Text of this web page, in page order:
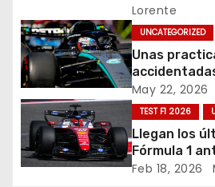
d
e
e
n
t
Lorente
UNCATEGORIZED
Unas
Villeneuve deja a Fernando en
buena
Crónica libes
May 22, 2026
TEST F1 2026
Llegan los
Fórmula 1
comience la
Feb 18, 2026